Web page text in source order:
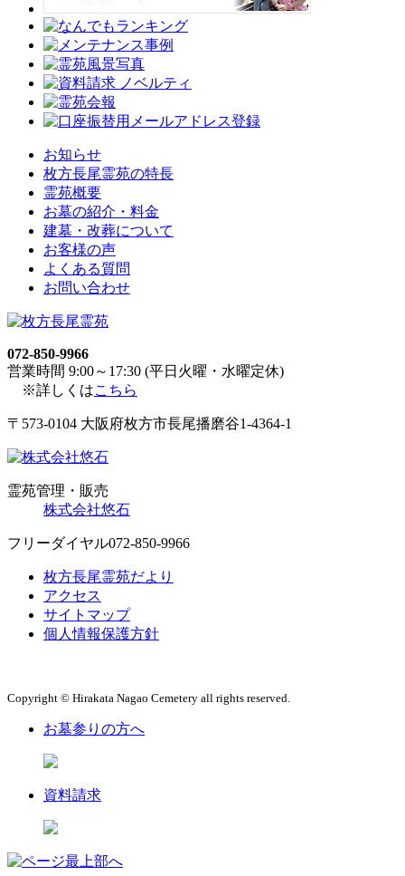
お知らせ
枚方長尾霊苑の特長
霊苑概要
お墓の紹介・料金
建墓・改葬について
お客様の声
よくある質問
お問い合わせ
072-850-9966
営業時間 9:00～17:30 (平日火曜・水曜定休)
※詳しくはこちら
〒573-0104 大阪府枚方市長尾播磨谷1-4364-1
霊苑管理・販売
株式会社悠石
フリーダイヤル072-850-9966
枚方長尾霊苑だより
アクセス
サイトマップ
個人情報保護方針
Copyright © Hirakata Nagao Cemetery all rights reserved.
お墓参りの方へ
資料請求